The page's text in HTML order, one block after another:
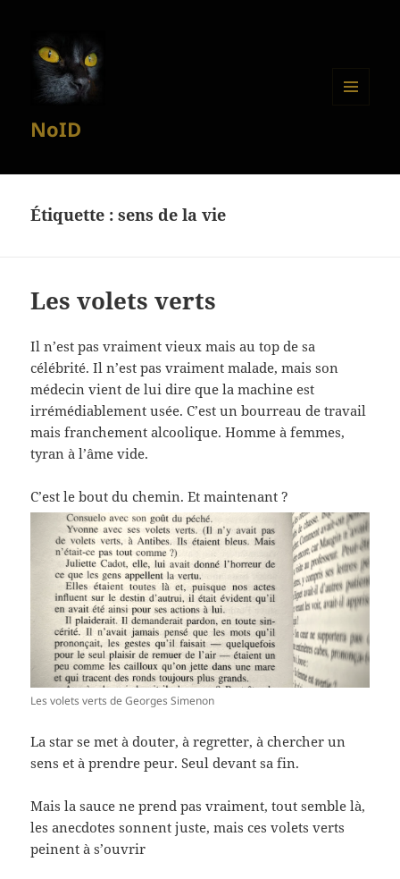
NoID
Étiquette :sens de la vie
Les volets verts
Il n’est pas vraiment vieux mais au top de sa
célébrité. Il n’est pas vraiment malade, mais son
médecin vient de lui dire que la machine est
irrémédiablement usée. C’est un bourreau de travail
mais franchement alcoolique. Homme à femmes,
tyran à l’âme vide.
C’est le bout du chemin. Et maintenant ?
Les volets verts de Georges Simenon
La star se met à douter, à regretter, à chercher un
sens et à prendre peur. Seul devant sa fin.
Mais la sauce ne prend pas vraiment, tout semble là,
les anecdotes sonnent juste, mais ces volets verts
peinent à s’ouvrir